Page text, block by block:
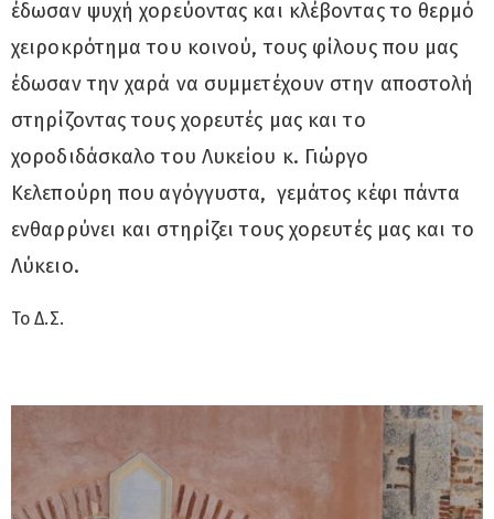
έδωσαν ψυχή χορεύοντας και κλέβοντας το θερμό
χειροκρότημα του κοινού, τους φίλους που μας
έδωσαν την χαρά να συμμετέχουν στην αποστολή
στηρίζοντας τους χορευτές μας και το
χοροδιδάσκαλο του Λυκείου κ. Γιώργο
Κελεπούρη που αγόγγυστα, γεμάτος κέφι πάντα
ενθαρρύνει και στηρίζει τους χορευτές μας και το
Λύκειο.
Το Δ.Σ.